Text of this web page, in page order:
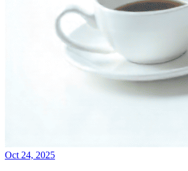
Oct 24, 2025